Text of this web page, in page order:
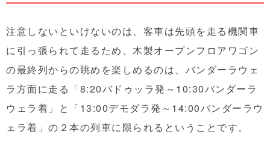
注意しないといけないのは、客車は先頭を走る機関車
に引っ張られて走るため、木製オープンフロアワゴン
の最終列からの眺めを楽しめるのは、バンダーラウェ
ラ方面に走る「8:20バドゥッラ発～10:30バンダーラ
ウェラ着」と「13:00デモダラ発～14:00バンダーラウ
ェラ着」の２本の列車に限られるということです。